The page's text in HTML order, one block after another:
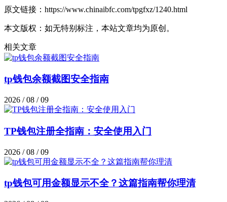
原文链接：https://www.chinaibfc.com/tpgfxz/1240.html
本文版权：如无特别标注，本站文章均为原创。
相关文章
tp钱包余额截图安全指南
2026 / 08 / 09
TP钱包注册全指南：安全使用入门
2026 / 08 / 09
tp钱包可用金额显示不全？这篇指南帮你理清